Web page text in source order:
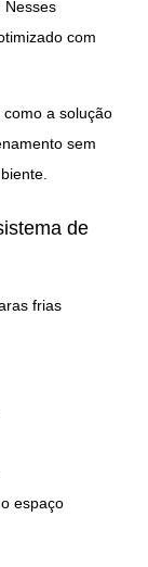
Nesses
com
a solução
sem
de
frias
espaço